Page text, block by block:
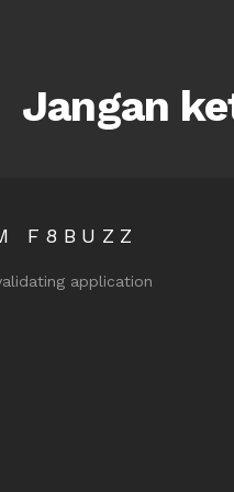
Jangan
F8BUZZ
application